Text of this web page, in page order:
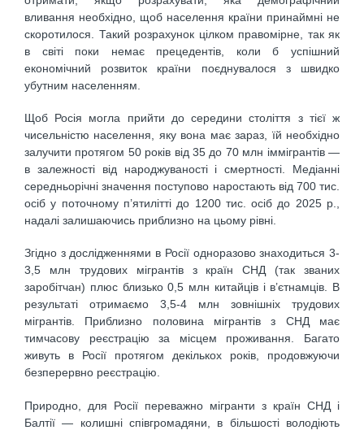
вливання необхідно, щоб населення країни принаймні не
скоротилося. Такий розрахунок цілком правомірне, так як
в світі поки немає прецедентів, коли б успішний
економічний розвиток країни поєднувалося з швидко
убутним населенням.
Щоб Росія могла прийти до середини століття з тієї ж
чисельністю населення, яку вона має зараз, їй необхідно
залучити протягом 50 років від 35 до 70 млн іммігрантів —
в залежності від народжуваності і смертності. Медіанні
середньорічні значення поступово наростають від 700 тис.
осіб у поточному п’ятилітті до 1200 тис. осіб до 2025 р.,
надалі залишаючись приблизно на цьому рівні.
Згідно з дослідженнями в Росії одноразово знаходиться 3-
3,5 млн трудових мігрантів з країн СНД (так званих
заробітчан) плюс близько 0,5 млн китайців і в’єтнамців. В
результаті отримаємо 3,5-4 млн зовнішніх трудових
мігрантів. Приблизно половина мігрантів з СНД має
тимчасову реєстрацію за місцем проживання. Багато
живуть в Росії протягом декількох років, продовжуючи
безперервно реєстрацію.
Природно, для Росії переважно мігранти з країн СНД і
Балтії — колишні співгромадяни, в більшості володіють